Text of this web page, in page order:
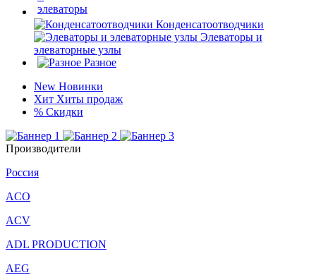
Конденсатоотводчики
Элеваторы и
элеваторные узлы
Разное
New Новинки
Хит Хиты продаж
% Скидки
Производители
Россия
ACO
ACV
ADL PRODUCTION
AEG